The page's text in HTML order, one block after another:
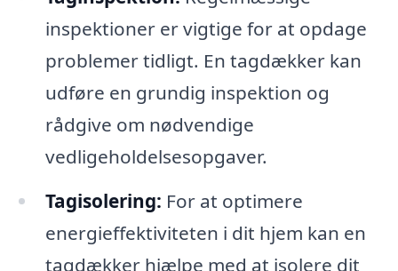
inspektioner er vigtige for at opdage
problemer tidligt. En tagdækker kan
udføre en grundig inspektion og
rådgive om nødvendige
vedligeholdelsesopgaver.
Tagisolering: For at optimere
energieffektiviteten i dit hjem kan en
tagdækker hjælpe med at isolere dit